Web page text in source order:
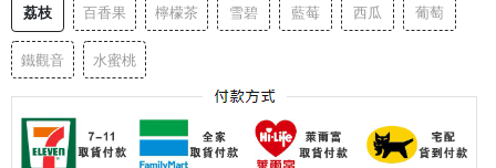
荔枝 百香果 檸檬茶 雪碧 藍莓 西瓜 葡萄
鐵觀音 水蜜桃